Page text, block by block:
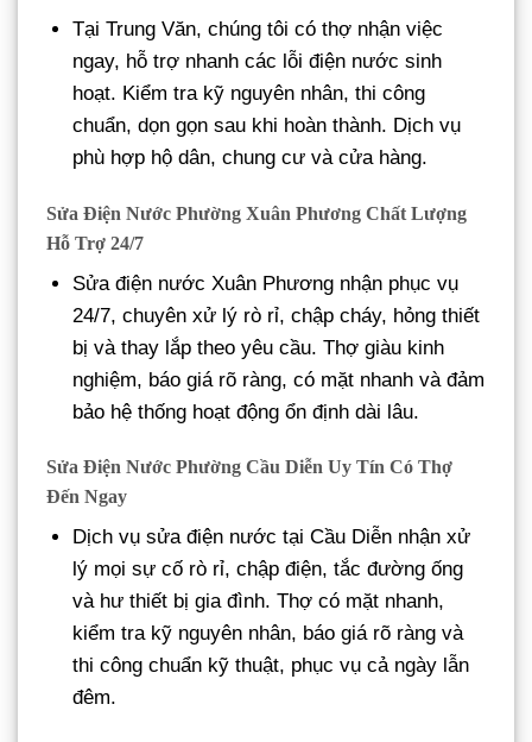
Tại Trung Văn, chúng tôi có thợ nhận việc
ngay, hỗ trợ nhanh các lỗi điện nước sinh
hoạt. Kiểm tra kỹ nguyên nhân, thi công
chuẩn, dọn gọn sau khi hoàn thành. Dịch vụ
phù hợp hộ dân, chung cư và cửa hàng.
Sửa Điện Nước Phường Xuân Phương Chất Lượng
Hỗ Trợ 24/7
Sửa điện nước Xuân Phương nhận phục vụ
24/7, chuyên xử lý rò rỉ, chập cháy, hỏng thiết
bị và thay lắp theo yêu cầu. Thợ giàu kinh
nghiệm, báo giá rõ ràng, có mặt nhanh và đảm
bảo hệ thống hoạt động ổn định dài lâu.
Sửa Điện Nước Phường Cầu Diễn Uy Tín Có Thợ
Đến Ngay
Dịch vụ sửa điện nước tại Cầu Diễn nhận xử
lý mọi sự cố rò rỉ, chập điện, tắc đường ống
và hư thiết bị gia đình. Thợ có mặt nhanh,
kiểm tra kỹ nguyên nhân, báo giá rõ ràng và
thi công chuẩn kỹ thuật, phục vụ cả ngày lẫn
đêm.